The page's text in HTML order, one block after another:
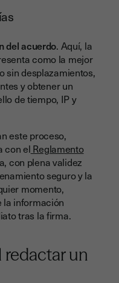
del acuerdo. Aquí, la
como la mejor
sin desplazamientos,
y obtener un
de tiempo, IP y
este proceso,
con el Reglamento
con plena validez
seguro y la
momento,
la información
tras la firma.
redactar un